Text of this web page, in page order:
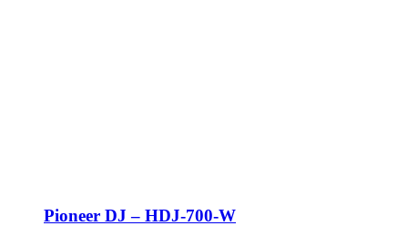
Pioneer DJ – HDJ-700-W